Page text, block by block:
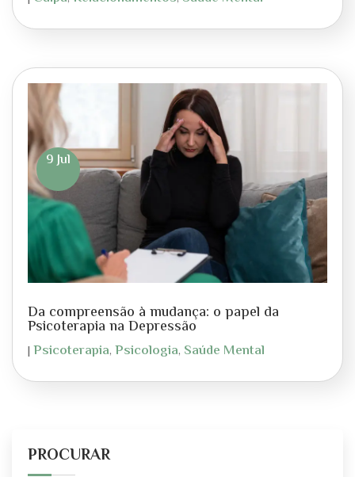
Da compreensão à mudança: o papel da
Psicoterapia na Depressão
9 Jul
| Psicoterapia, Psicologia, Saúde Mental
PROCURAR